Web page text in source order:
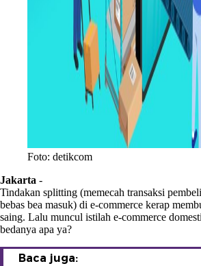
Foto: detikcom
Jakarta -
Tindakan splitting (memecah transaksi
bebas bea masuk) di e-commerce kerap
saing. Lalu muncul istilah e-commerce
bedanya apa ya?
Baca juga: